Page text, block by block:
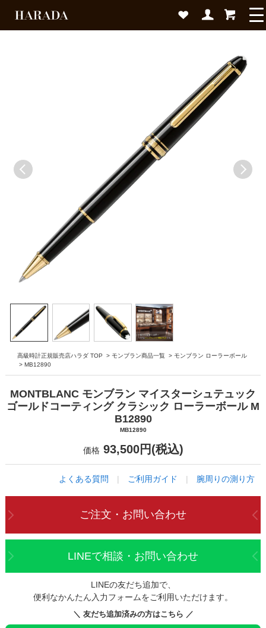
高級時計正規販売店ハラダ TOP > モンブラン商品一覧 > モンブラン ローラーボール
> MB12890
MONTBLANC モンブラン マイスターシュテュック
ゴールドコーティング クラシック ローラーボール M
B12890
MB12890
価格93,500円(税込)
よくある質問 | ご利用ガイド | 腕周りの測り方
ご注文・お問い合わせ
LINEで相談・お問い合わせ
LINEの友だち追加で、
便利なかんたん入力フォームをご利用いただけます。
＼ 友だち追加済みの方はこちら ／